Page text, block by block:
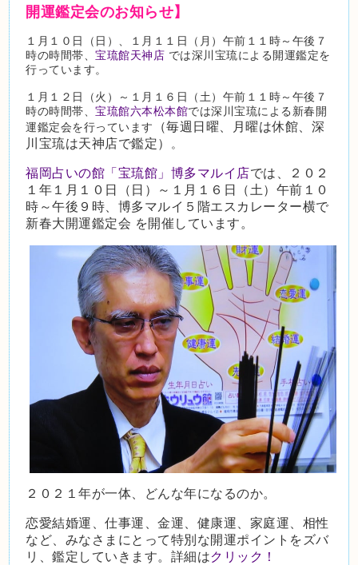
開運鑑定会のお知らせ】
１月１０日（日）、１月１１日（月）午前１１時～午後７
時の時間帯、宝琉館天神店 では深川宝琉による開運鑑定を
行っています。
１月１２日（火）～１月１６日（土）午前１１時～午後７
時の時間帯、宝琉館六本松本館では深川宝琉による新春開
運鑑定会を行っています
（毎週日曜、月曜は休館、深
川宝琉は天神店で鑑定）
。
福岡占いの館「宝琉館」博多マルイ店では、２０２
１年１月１０日（日）～１月１６日（土）午前１０
時～午後９時、博多マルイ５階エスカレーター横で
新春大開運鑑定会 を開催しています。
２０２１年が一体、どんな年になるのか。
恋愛結婚運、仕事運、金運、健康運、家庭運、相性
など、みなさまにとって特別な開運ポイントをズバ
リ、鑑定していきます。詳細はクリック！